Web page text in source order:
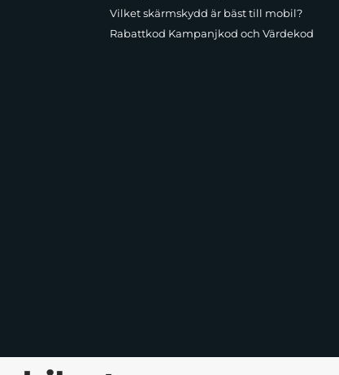
Vilket skärmskydd är bäst till mobil?
Rabattkod Kampanjkod och Värdekod